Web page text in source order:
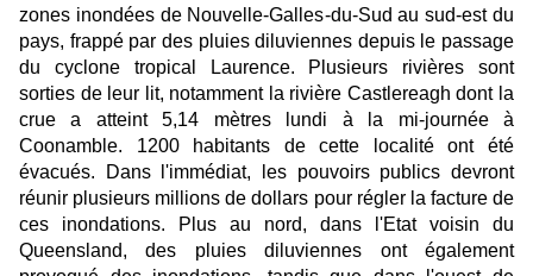
zones inondées de Nouvelle-Galles-du-Sud au sud-est du
pays, frappé par des pluies diluviennes depuis le passage
du cyclone tropical Laurence. Plusieurs rivières sont
sorties de leur lit, notamment la rivière Castlereagh dont la
crue a atteint 5,14 mètres lundi à la mi-journée à
Coonamble. 1200 habitants de cette localité ont été
évacués. Dans l'immédiat, les pouvoirs publics devront
réunir plusieurs millions de dollars pour régler la facture de
ces inondations. Plus au nord, dans l'Etat voisin du
Queensland, des pluies diluviennes ont également